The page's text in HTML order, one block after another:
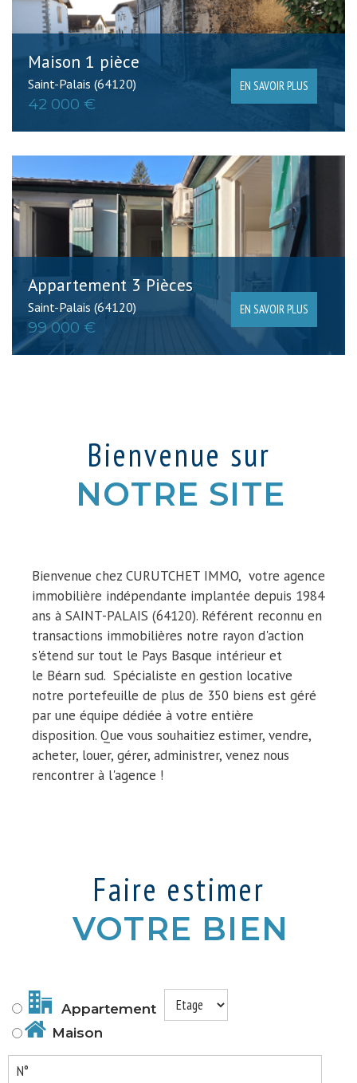
Maison 1 pièce
Saint-Palais (64120)
42 000 €
EN SAVOIR PLUS
Appartement 3 Pièces
Saint-Palais (64120)
99 000 €
EN SAVOIR PLUS
Bienvenue sur
NOTRE SITE
Bienvenue chez CURUTCHET IMMO, votre agence
immobilière indépendante implantée depuis 1984
ans à SAINT-PALAIS (64120). Référent reconnu en
transactions immobilières notre rayon d'action
s'étend sur tout le Pays Basque intérieur et
le Béarn sud. Spécialiste en gestion locative
notre portefeuille de plus de 350 biens est géré
par une équipe dédiée à votre entière
disposition. Que vous souhaitiez estimer, vendre,
acheter, louer, gérer, administrer, venez nous
rencontrer à l'agence !
Faire estimer
VOTRE BIEN
Appartement
Maison